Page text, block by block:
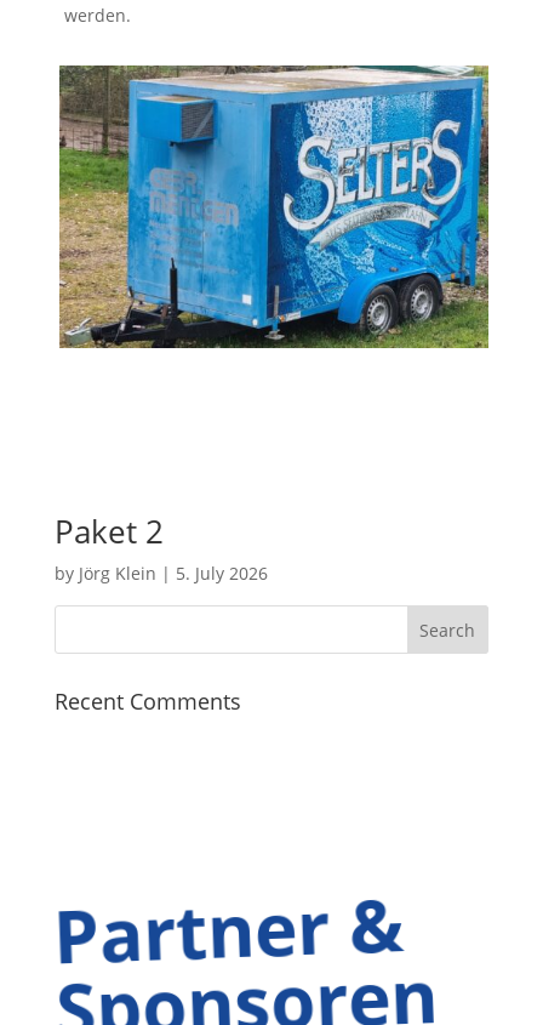
werden.
Paket 2
by Jörg Klein | 5. July 2026
Recent Comments
Partner &
Sponsoren